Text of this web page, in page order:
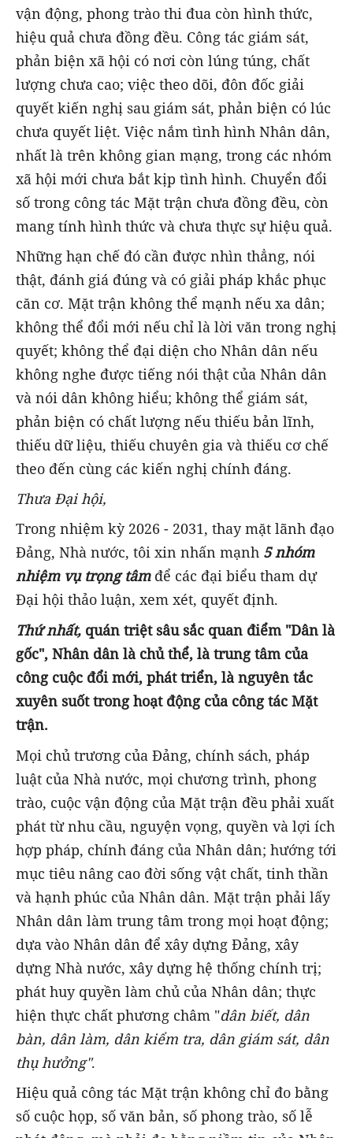
vận động, phong trào thi đua còn hình thức,
hiệu quả chưa đồng đều. Công tác giám sát,
phản biện xã hội có nơi còn lúng túng, chất
lượng chưa cao; việc theo dõi, đôn đốc giải
quyết kiến nghị sau giám sát, phản biện có lúc
chưa quyết liệt. Việc nắm tình hình Nhân dân,
nhất là trên không gian mạng, trong các nhóm
xã hội mới chưa bắt kịp tình hình. Chuyển đổi
số trong công tác Mặt trận chưa đồng đều, còn
mang tính hình thức và chưa thực sự hiệu quả.
Những hạn chế đó cần được nhìn thẳng, nói
thật, đánh giá đúng và có giải pháp khắc phục
căn cơ. Mặt trận không thể mạnh nếu xa dân;
không thể đổi mới nếu chỉ là lời văn trong nghị
quyết; không thể đại diện cho Nhân dân nếu
không nghe được tiếng nói thật của Nhân dân
và nói dân không hiểu; không thể giám sát,
phản biện có chất lượng nếu thiếu bản lĩnh,
thiếu dữ liệu, thiếu chuyên gia và thiếu cơ chế
theo đến cùng các kiến nghị chính đáng.
Thưa Đại hội,
Trong nhiệm kỳ 2026 - 2031, thay mặt lãnh đạo
Đảng, Nhà nước, tôi xin nhấn mạnh 5 nhóm
nhiệm vụ trọng tâmđể các đại biểu tham dự
Đại hội thảo luận, xem xét, quyết định.
Thứ nhất, quán triệt sâu sắc quan điểm "Dân là
gốc", Nhân dân là chủ thể, là trung tâm của
công cuộc đổi mới, phát triển, lànguyên tắc
xuyên suốttrong hoạt độngcủa công tác Mặt
trận.
Mọi chủ trương của Đảng, chính sách, pháp
luật của Nhà nước, mọi chương trình, phong
trào, cuộc vận động của Mặt trận đều phải xuất
phát từ nhu cầu, nguyện vọng, quyền và lợi ích
hợp pháp, chính đáng của Nhân dân; hướng tới
mục tiêu nâng cao đời sống vật chất, tinh thần
và hạnh phúc của Nhân dân. Mặt trận phải lấy
Nhân dân làm trung tâm trong mọi hoạt động;
dựa vào Nhân dân để xây dựng Đảng, xây
dựng Nhà nước, xây dựng hệ thống chính trị;
phát huy quyền làm chủ của Nhân dân; thực
hiện thực chất phương châm "dân biết, dân
bàn, dân làm, dân kiểm tra, dân giám sát, dân
thụ hưởng".
Hiệu quả công tác Mặt trận không chỉ đo bằng
số cuộc họp, số văn bản, số phong trào, số lễ